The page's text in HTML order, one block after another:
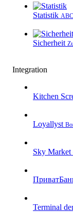
Statistik
Sicherheit
Integration
Kitchen
Loyallyst
Sky Market
Terminal